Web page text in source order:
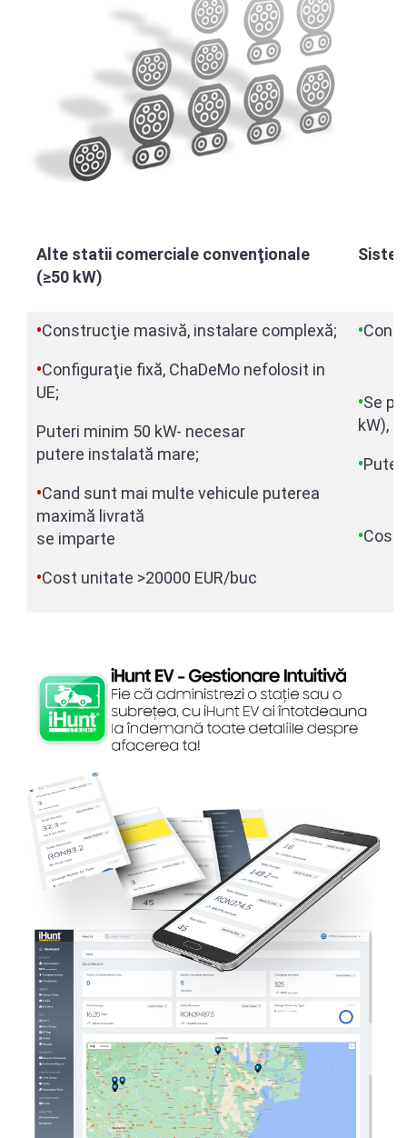
Alte statii comerciale convenţionale
(≥50 kW)
•Construcţie masivă, instalare complexă;
•Configuraţie fixă, ChaDeMo nefolosit in
UE;
Puteri minim 50 kW- necesar
putere instalată mare;
•Cand sunt mai multe vehicule puterea
maximă livrată
se imparte
•Cost unitate >20000 EUR/buc
•
•Se
kW),
•
•Cost